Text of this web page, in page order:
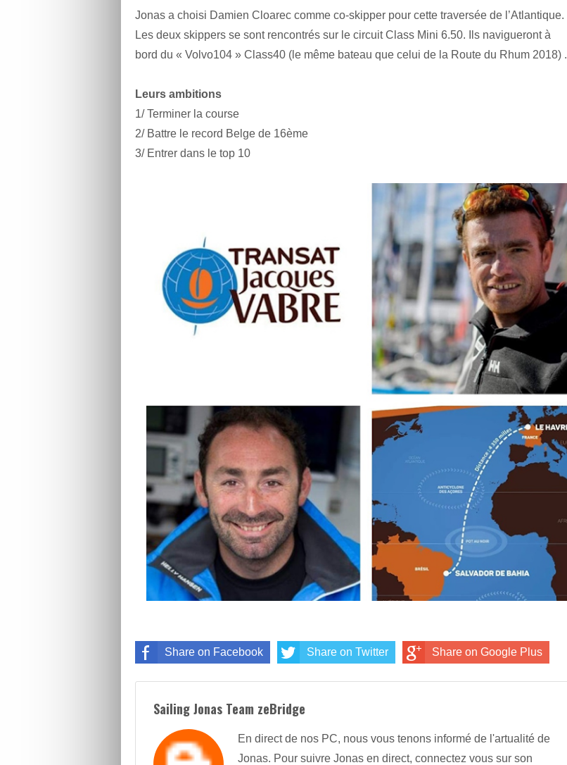
Jonas a choisi Damien Cloarec comme co-skipper pour cette traversée de l’Atlantique.
Les deux skippers se sont rencontrés sur le circuit Class Mini 6.50. Ils navigueront à
bord du « Volvo104 » Class40 (le même bateau que celui de la Route du Rhum 2018) .
Leurs ambitions
1/ Terminer la course
2/ Battre le record Belge de 16ème
3/ Entrer dans le top 10
Share on Facebook Share on Twitter Share on Google Plus
Sailing Jonas Team zeBridge
En direct de nos PC, nous vous tenons informé de l'artualité de
Jonas. Pour suivre Jonas en direct, connectez vous sur son